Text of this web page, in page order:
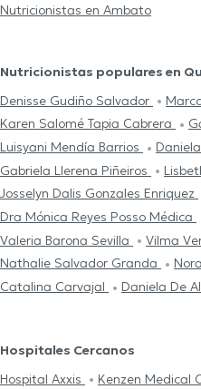
Nutricionistas en Ambato
Nutricionistas populares en
Denisse Gudiño Salvador
Karen Salomé Tapia Cabrera
Luisyani Mendía Barrios
Gabriela Llerena Piñeiros
Josselyn Dalis Gonzales Enriquez
Dra Mónica Reyes Posso Médica
Valeria Barona Sevilla
Vilma
Nathalie Salvador Granda
Catalina Carvajal
Daniela De
Hospitales Cercanos
Hospital Axxis
Kenzen Medical